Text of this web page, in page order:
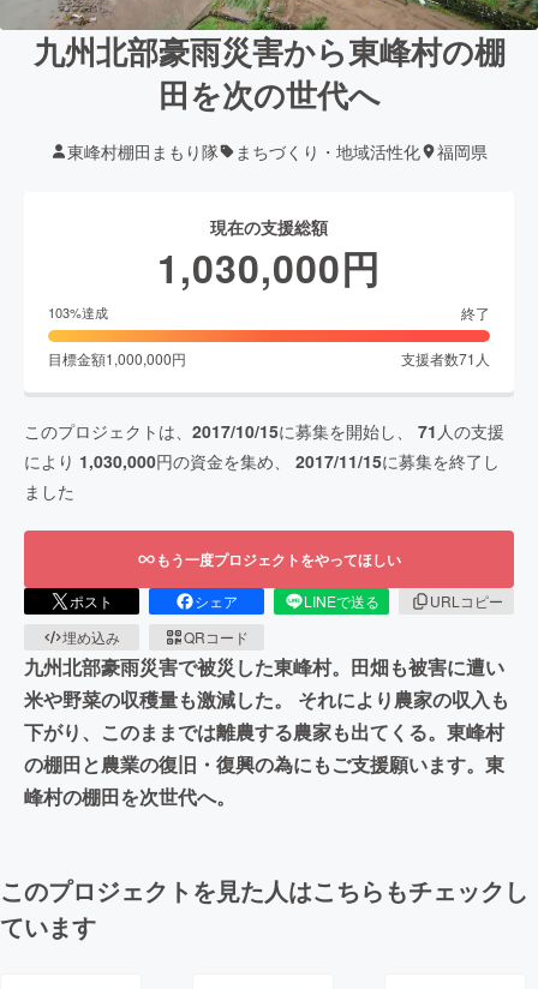
九州北部豪雨災害から東峰村の棚
田を次の世代へ
東峰村棚田まもり隊 まちづくり・地域活性化 福岡県
現在の支援総額
1,030,000円
103%達成 終了
目標金額1,000,000円 支援者数71 人
このプロジェクトは、 2017/10/15に募集を開始し、 71 人の支援
により 1,030,000円の資金を集め、 2017/11/15に募集を終了し
ました
もう一度プロジェクトをやってほしい
ポスト シェア LINEで送る
URLコピー
埋め込み
QRコード
九州北部豪雨災害で被災した東峰村。田畑も被害に遭い
米や野菜の収穫量も激減した。 それにより農家の収入も
下がり、このままでは離農する農家も出てくる。東峰村
の棚田と農業の復旧・復興の為にもご支援願います。東
峰村の棚田を次世代へ。
このプロジェクトを見た人はこちらもチェックし
ています